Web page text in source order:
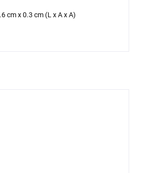
cmx0.3 cm (L x A x A)